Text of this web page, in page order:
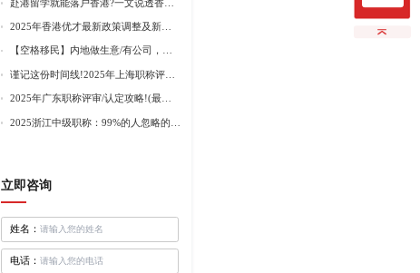
【空格移民】内地做生意/有公司，学历不高怎么办理香港身份?
立即咨询
姓名：
电话：